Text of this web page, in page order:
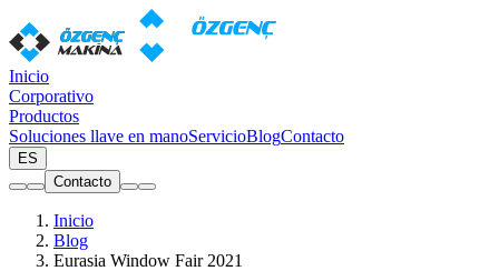
Inicio
Corporativo
Productos
Soluciones llave en manoServicioBlogContacto
ES
Contacto
Inicio
Blog
Eurasia Window Fair 2021